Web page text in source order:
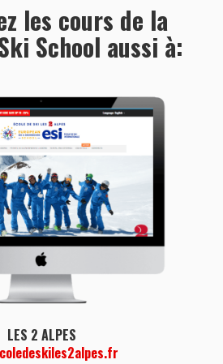
les cours de la
School aussi à:
LES 2 ALPES